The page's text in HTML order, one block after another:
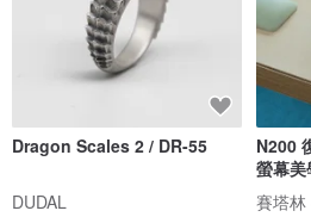
Dragon Scales 2 / DR-55
DUDAL
N200
螢幕美
芽喇叭
賽塔林